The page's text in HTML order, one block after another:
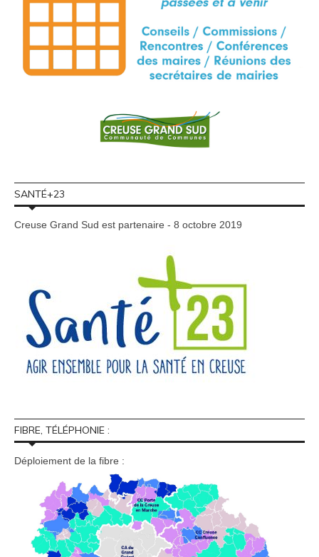
SANTÉ+23
Creuse Grand Sud est partenaire - 8 octobre 2019
FIBRE, TÉLÉPHONIE :
Déploiement de la fibre :